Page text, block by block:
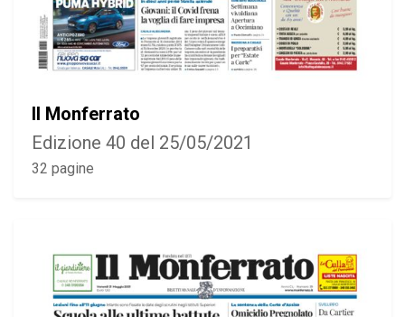
Il Monferrato
Edizione 40 del 25/05/2021
32 pagine